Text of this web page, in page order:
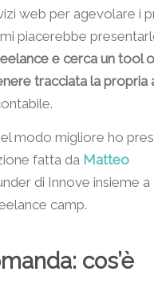
web per agevolare i
piacerebbe
e cerca un tool
tracciata la propria
modo migliore ho
fatta da Matteo
di Innove insieme a
camp.
cos’è